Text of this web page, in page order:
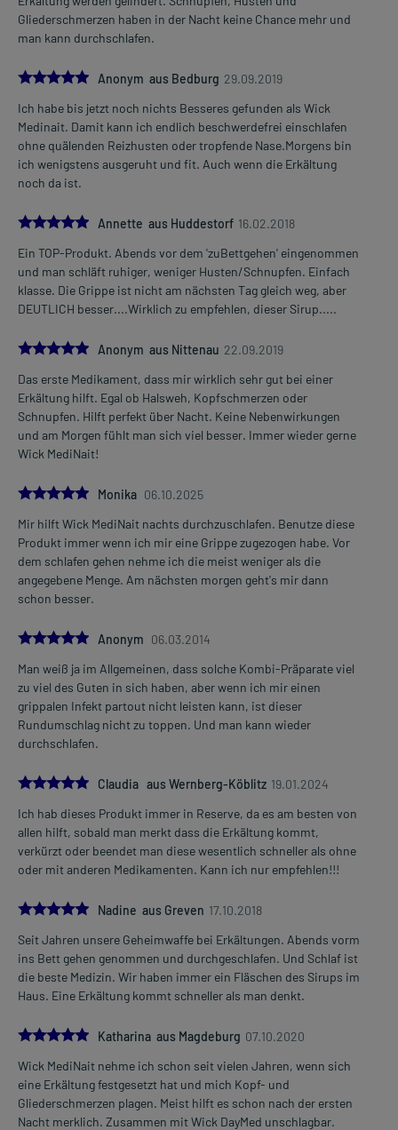
Gliederschmerzen haben in der Nacht keine Chance mehr und
man kann durchschlafen.
5.0Anonym aus Bedburg 29.09.2019
Ich habe bis jetzt noch nichts Besseres gefunden als Wick
Medinait. Damit kann ich endlich beschwerdefrei einschlafen
ohne quälenden Reizhusten oder tropfende Nase.Morgens bin
ich wenigstens ausgeruht und fit. Auch wenn die Erkältung
noch da ist.
5.0Annette aus Huddestorf 16.02.2018
Ein TOP-Produkt. Abends vor dem 'zuBettgehen' eingenommen
und man schläft ruhiger, weniger Husten/Schnupfen. Einfach
klasse. Die Grippe ist nicht am nächsten Tag gleich weg, aber
DEUTLICH besser....Wirklich zu empfehlen, dieser Sirup.....
5.0Anonym aus Nittenau 22.09.2019
Das erste Medikament, dass mir wirklich sehr gut bei einer
Erkältung hilft. Egal ob Halsweh, Kopfschmerzen oder
Schnupfen. Hilft perfekt über Nacht. Keine Nebenwirkungen
und am Morgen fühlt man sich viel besser. Immer wieder gerne
Wick MediNait!
5.0
Monika 06.10.2025
Mir hilft Wick MediNait nachts durchzuschlafen. Benutze diese
Produkt immer wenn ich mir eine Grippe zugezogen habe. Vor
dem schlafen gehen nehme ich die meist weniger als die
angegebene Menge. Am nächsten morgen geht's mir dann
schon besser.
5.0Anonym 06.03.2014
Man weiß ja im Allgemeinen, dass solche Kombi-Präparate viel
zu viel des Guten in sich haben, aber wenn ich mir einen
grippalen Infekt partout nicht leisten kann, ist dieser
Rundumschlag nicht zu toppen. Und man kann wieder
durchschlafen.
5.0
Claudia aus Wernberg-Köblitz 19.01.2024
Ich hab dieses Produkt immer in Reserve, da es am besten von
allen hilft, sobald man merkt dass die Erkältung kommt,
verkürzt oder beendet man diese wesentlich schneller als ohne
oder mit anderen Medikamenten. Kann ich nur empfehlen!!!
5.0
Nadine aus Greven 17.10.2018
Seit Jahren unsere Geheimwaffe bei Erkältungen. Abends vorm
ins Bett gehen genommen und durchgeschlafen. Und Schlaf ist
die beste Medizin. Wir haben immer ein Fläschen des Sirups im
Haus. Eine Erkältung kommt schneller als man denkt.
5.0
Katharina aus Magdeburg 07.10.2020
Wick MediNait nehme ich schon seit vielen Jahren, wenn sich
eine Erkältung festgesetzt hat und mich Kopf- und
Gliederschmerzen plagen. Meist hilft es schon nach der ersten
Nacht merklich. Zusammen mit Wick DayMed unschlagbar.